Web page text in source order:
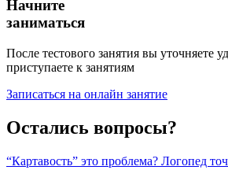
Начните
заниматься
После тестового занятия вы уточняете
приступаете к занятиям
Записаться на онлайн занятие
Остались вопросы?
“Картавость” это проблема? Логопед